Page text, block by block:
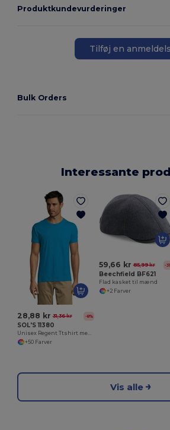
Produktkundevurderinger
Tilføj en
Bulk Orders
Interessante
28,88 kr 31,36 kr -8%
SOL'S 11380
Unisex Regent Ttshirt med rund hals
+50 Farver
59,66 kr 85,99 kr -
Beechfield BF621
Flad kasket til mænd
+2 Farver
Vis alle